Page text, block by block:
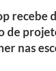
recebe
de
nas